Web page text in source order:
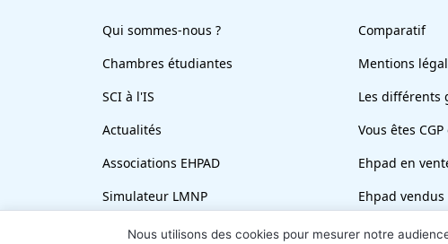
Qui sommes-nous ?
Chambres étudiantes
SCI à l'IS
Actualités
Associations EHPAD
Simulateur LMNP
En bref
Comparatif
Mentions
Les différents
Vous êtes
Ehpad en
Ehpad vendus
Revendez
Nous utilisons des cookies pour mesurer notre